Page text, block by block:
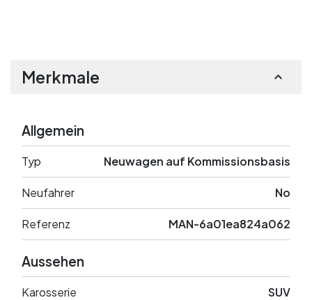
Merkmale
Allgemein
Typ Neuwagen auf Kommissionsbasis
Neufahrer No
Referenz MAN-6a01ea824a062
Aussehen
Karosserie SUV